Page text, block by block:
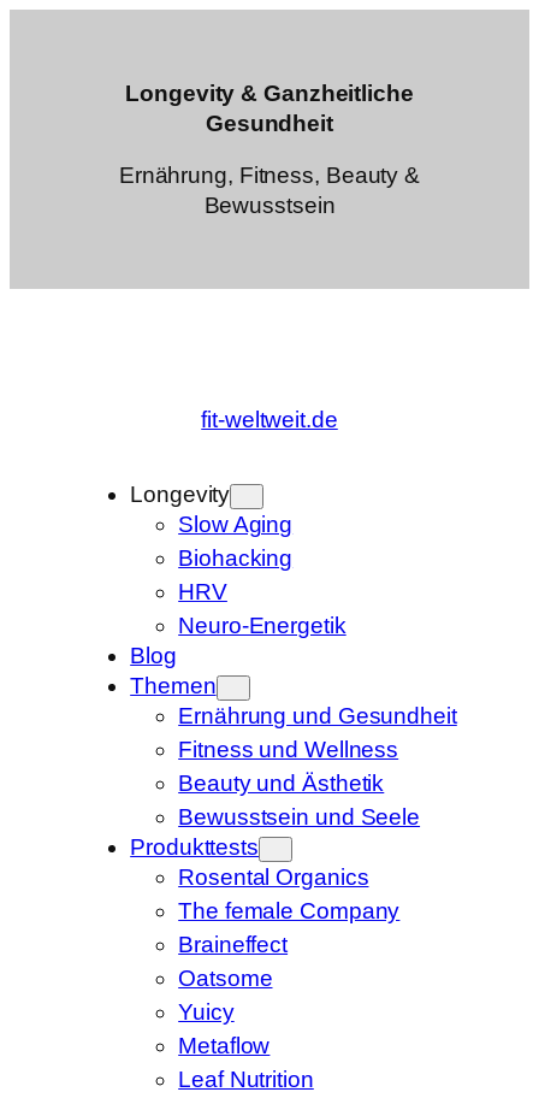
Longevity & Ganzheitliche
Gesundheit
Ernährung, Fitness, Beauty &
Bewusstsein
fit-weltweit.de
Longevity
Slow Aging
Biohacking
HRV
Neuro-Energetik
Blog
Themen
Ernährung und Gesundheit
Fitness und Wellness
Beauty und Ästhetik
Bewusstsein und Seele
Produkttests
Rosental Organics
The female Company
Braineffect
Oatsome
Yuicy
Metaflow
Leaf Nutrition